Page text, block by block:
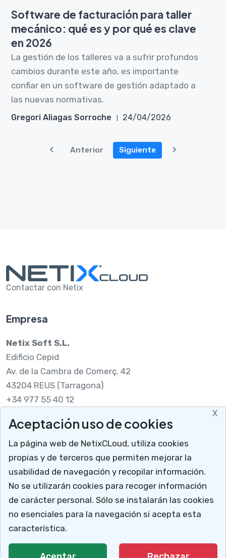
Software de facturación para taller
mecánico: qué es y por qué es clave
en 2026
La gestión de los talleres va a sufrir profundos
cambios durante este año, es importante
confiar en un software de gestión adaptado a
las nuevas normativas.
Gregori Aliagas Sorroche 24/04/2026
Anterior Siguiente
Mucho más que un programa para talleres
NetixCloud permite gestionar y administrar tu
X
Aceptación uso de cookies
La página web de NetixCLoud, utiliza cookies
propias y de terceros que permiten mejorar la
usabilidad de navegación y recopilar información.
No se utilizarán cookies para recoger información
de carácter personal. Sólo se instalarán las cookies
no esenciales para la navegación si acepta esta
característica.
Contactar con Netix
Empresa
Netix Soft S.L.
Edificio Cepid
Av. de la Cambra de Comerç, 42
43204 REUS (Tarragona)
+34 977 55 40 12
Legal
Nota legal
RGPDUE
Cómo llegar
Descargar soporte
© 2026 Netix. Todos los derechos reservados.